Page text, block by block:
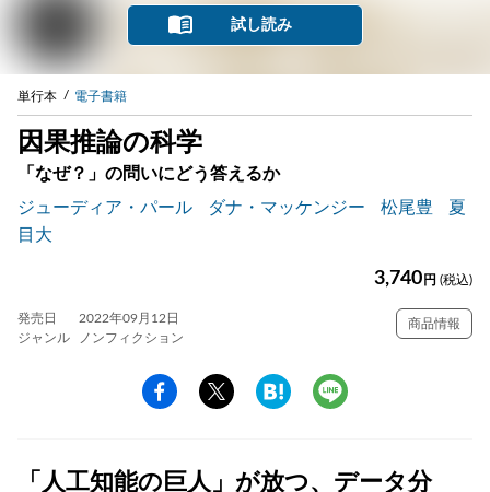
試し読み
単行本 電子書籍
因果推論の科学
「なぜ？」の問いにどう答えるか
ジューディア・パール
ダナ・マッケンジー 松尾豊
夏
目大
3,740 円 (税込)
発売日
2022年09月12日
ジャンル
ノンフィクション
商品情報
「人工知能の巨人」が放つ、データ分